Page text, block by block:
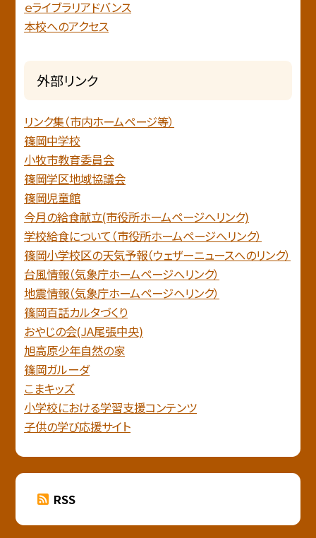
ｅライブラリアドバンス
本校へのアクセス
外部リンク
リンク集（市内ホームページ等）
篠岡中学校
小牧市教育委員会
篠岡学区地域協議会
篠岡児童館
今月の給食献立(市役所ホームページへリンク)
学校給食について（市役所ホームページへリンク）
篠岡小学校区の天気予報（ウェザーニュースへのリンク）
台風情報（気象庁ホームページへリンク）
地震情報（気象庁ホームページヘリンク）
篠岡百話カルタづくり
おやじの会(JA尾張中央)
旭高原少年自然の家
篠岡ガルーダ
こまキッズ
小学校における学習支援コンテンツ
子供の学び応援サイト
RSS